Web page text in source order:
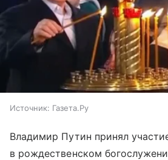
Источник: Газета.Ру
Владимир Путин принял
в рождественском